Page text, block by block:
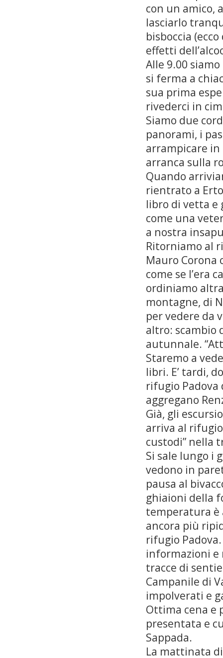
con un amico,
lasciarlo
bisboccia
effetti
Alle 9.00
si ferma a
sua prima
rivederci in
Siamo due
panorami, i
arrampicare in
arranca sulla
Quando
rientrato a
libro di vetta e
come una
a nostra
Ritorniamo al
Mauro Corona
come se l’era
ordiniamo
montagne, di
per vedere da
altro: scambio
autunnale.
Staremo a
libri. E’ tardi,
rifugio Padova
aggregano
Già, gli
arriva al
custodi” nella
Si sale lungo i
vedono in
pausa al
ghiaioni della
temperatura è
ancora più
rifugio
informazioni e
tracce di
Campanile di
impolverati e
Ottima cena e
presentata e
Sappada.
La mattinata